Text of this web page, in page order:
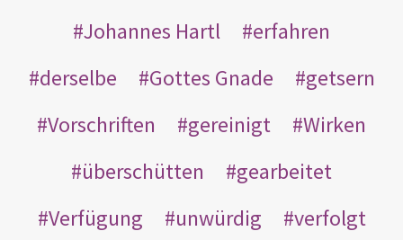
Johannes Hartl
erfahren
derselbe
Gottes Gnade
getsern
Vorschriften
gereinigt
Wirken
überschütten
gearbeitet
Verfügung
unwürdig
verfolgt